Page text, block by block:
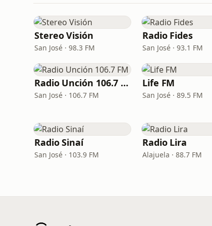
Stereo Visión
San José · 98.3 FM
Radio Fides
San José · 93.1 FM
Radio Unción 106.7 FM
San José · 106.7 FM
Life FM
San José · 89.5 FM
Radio Sinaí
San José · 103.9 FM
Radio Lira
Alajuela · 88.7 FM